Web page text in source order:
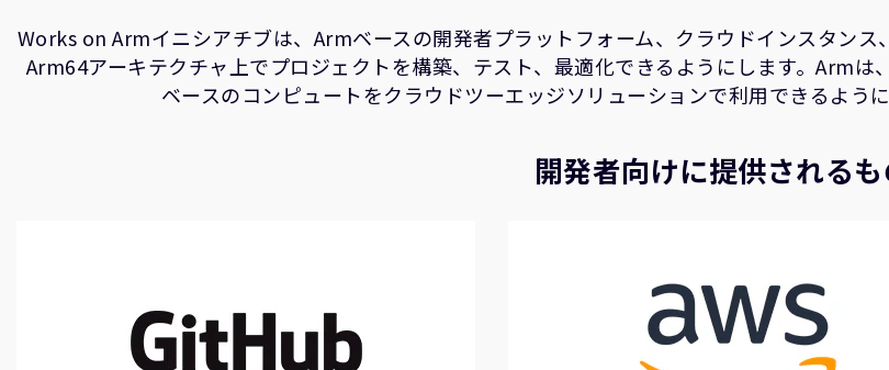
Works on Armイニシアチブは、Armベースの開発者プラットフォーム、クラウドインスタン
Arm64アーキテクチャ上でプロジェクトを構築、テスト、最適化できるようにします。Arm
ベースのコンピュートをクラウドツーエッジソリューションで利用できるよう
開発者向けに提供されるも